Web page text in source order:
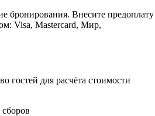
бронирования. Внесите предоплату
Visa, Mastercard, Мир,
гостей для расчёта стоимости